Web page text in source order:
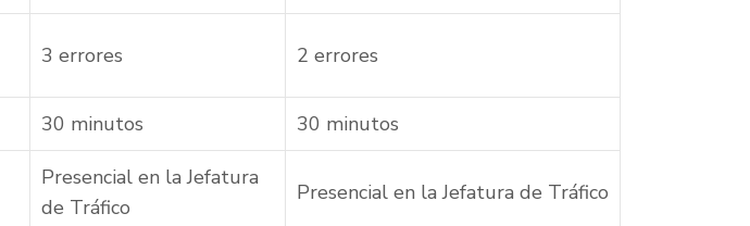
3 errores 2 errores
30 minutos 30 minutos
Presencial en la Jefatura
de Tráfico
Presencial en la Jefatura de Tráfico